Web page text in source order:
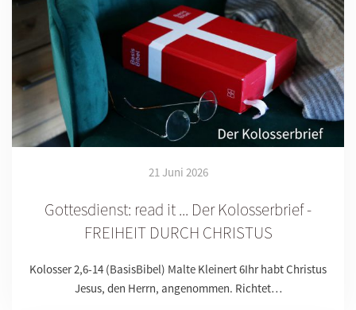
21 Juni 2026
Gottesdienst: read it ... Der Kolosserbrief -
FREIHEIT DURCH CHRISTUS
Kolosser 2,6-14 (BasisBibel) Malte Kleinert 6Ihr habt Christus
Jesus, den Herrn, angenommen. Richtet…